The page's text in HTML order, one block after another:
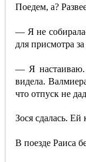
Поедем, а?
— Я не
для присмотра
— Я настаиваю.
видела.
что отпуск не
Зося сдалась. Ей
В поезде Раиса